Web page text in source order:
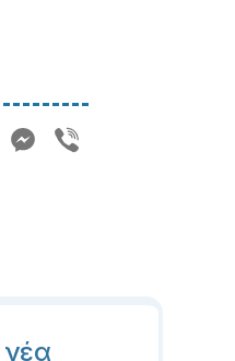
WhatsApp
Messenger